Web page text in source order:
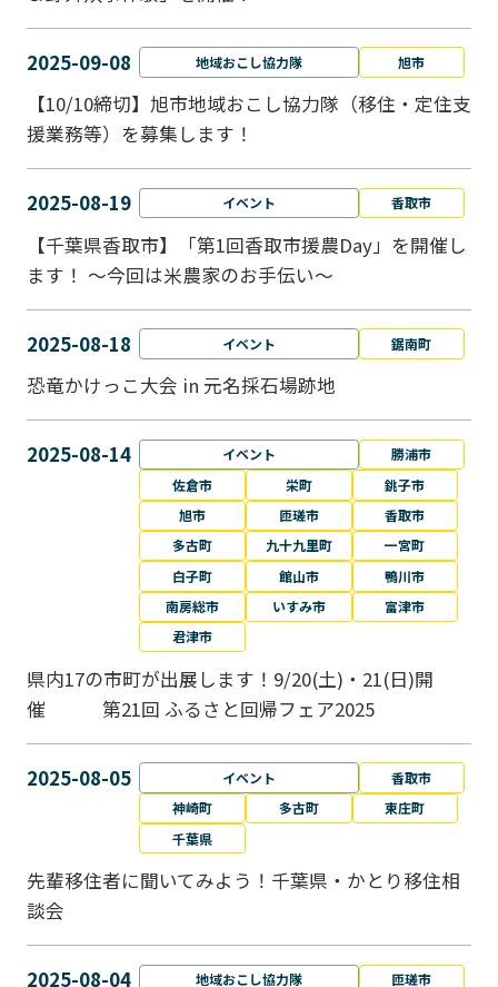
2025-09-08 地域おこし協力隊 旭市
【10/10締切】旭市地域おこし協力隊（移住・定住支
援業務等）を募集します！
2025-08-19 イベント 香取市
【千葉県香取市】「第1回香取市援農Day」を開催し
ます！ ～今回は米農家のお手伝い～
2025-08-18 イベント 鋸南町
恐竜かけっこ大会 in 元名採石場跡地
2025-08-14 イベント
勝浦市
佐倉市
栄町
銚子市
旭市
匝瑳市
香取市
多古町
九十九里町
一宮町
白子町
館山市
鴨川市
南房総市
いすみ市
富津市
君津市
県内17の市町が出展します！9/20(土)・21(日)開
催 第21回 ふるさと回帰フェア2025
2025-08-05 イベント
香取市
神崎町
多古町
東庄町
千葉県
先輩移住者に聞いてみよう！千葉県・かとり移住相
談会
2025-08-04 地域おこし協力隊 匝瑳市